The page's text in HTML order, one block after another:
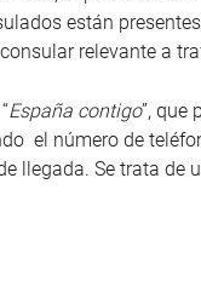
están
relevante a
España contigo”, que
el número de
llegada. Se trata de